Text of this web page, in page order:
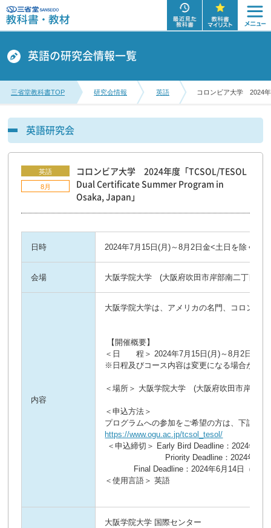
英語の研究会情報一覧
三省堂教科書TOP 研究会情報 英語 コロンビア大学 2024年
英語研究会
英語
8月
コロンビア大学 2024年度「TCSOL/TESOL
Dual Certificate Summer Program in
Osaka, Japan」
日時 2024年7月15日(月)～8月2日金<土日を除く>
会場 大阪学院大学 (大阪府吹田市岸部南二丁目36
内容
大阪学院大学は、アメリカの名門、コロンビ
【開催概要】
＜日 程＞ 2024年7月15日(月)～8月2日(金)
※日程及びコース内容は変更になる場合があ
＜場所＞ 大阪学院大学 (大阪府吹田市岸部南
＜申込方法＞
プログラムへの参加をご希望の方は、下記の
https://www.ogu.ac.jp/tcsol_tesol/
＜申込締切＞ Early Bird Deadline：2024年1
Priority Deadline：2024年3月15
Final Deadline：2024年6月14日（金）
＜使用言語＞ 英語
大阪学院大学 国際センター